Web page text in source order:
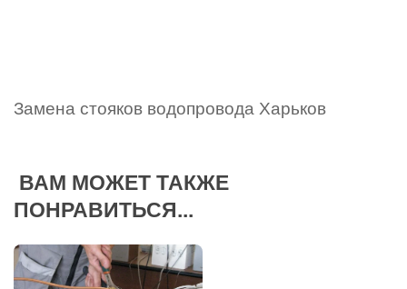
Замена стояков водопровода Харьков
ВАМ МОЖЕТ ТАКЖЕ
ПОНРАВИТЬСЯ...